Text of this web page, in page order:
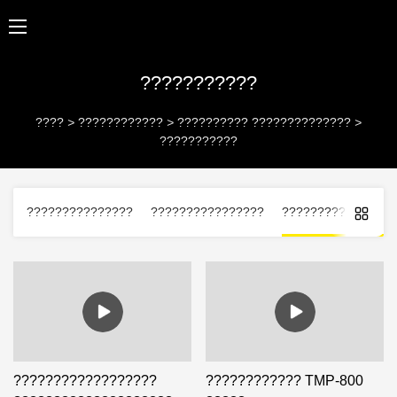
???????????
???? > ???????????? > ?????????? ?????????????? >
???????????
??????????????? ???????????????? ??????????
??????????????????
???????????? TMP-800